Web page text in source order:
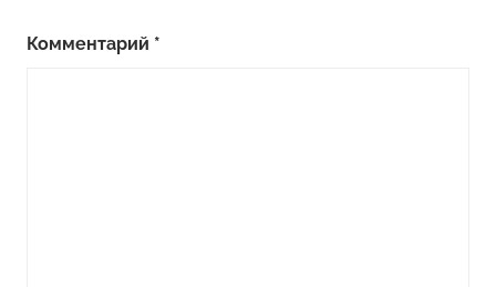
Комментарий *